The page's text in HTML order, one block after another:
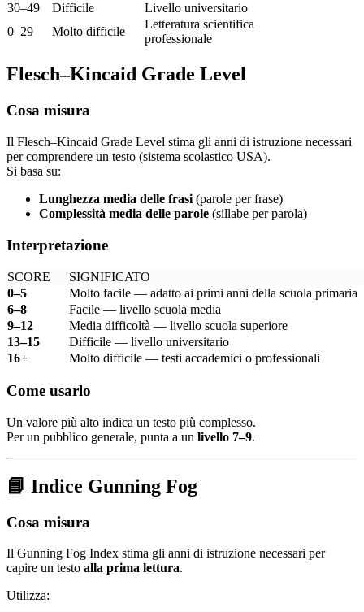
30–49
Difficile
Livello universitario
0–29
Molto difficile
Letteratura scientifica
professionale
Flesch–Kincaid Grade Level
Cosa misura
Il Flesch–Kincaid Grade Level stima gli anni di istruzione necessari
per comprendere un testo (sistema scolastico USA).
Si basa su:
Lunghezza media delle frasi (parole per frase)
Complessità media delle parole (sillabe per parola)
Interpretazione
SCORE
SIGNIFICATO
0–5
Molto facile — adatto ai primi anni della scuola primaria
6–8
Facile — livello scuola media
9–12
Media difficoltà — livello scuola superiore
13–15
Difficile — livello universitario
16+
Molto difficile — testi accademici o professionali
Come usarlo
Un valore più alto indica un testo più complesso.
Per un pubblico generale, punta a un livello 7–9.
📘 Indice Gunning Fog
Cosa misura
Il Gunning Fog Index stima gli anni di istruzione necessari per
capire un testo alla prima lettura.
Utilizza: